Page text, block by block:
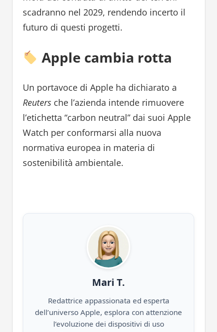
scadranno nel 2029, rendendo incerto il
futuro di questi progetti.
Apple cambia rotta
Un portavoce di Apple ha dichiarato a
Reutersche l’azienda intende rimuovere
l’etichetta “carbon neutral” dai suoi Apple
Watch per conformarsi alla nuova
normativa europea in materia di
sostenibilità ambientale.
Mari T.
Redattrice appassionata ed esperta
dell’universo Apple, esplora con attenzione
l’evoluzione dei dispositivi di uso